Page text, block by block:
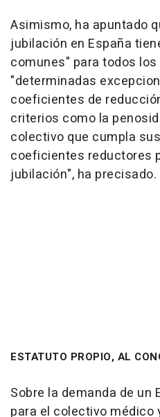
Asimismo, ha apuntado
jubilación en España
comunes" para todos
"determinadas
coeficientes de
criterios como la
colectivo que cumpla
coeficientes reductores
jubilación", ha precisado.
ESTATUTO PROPIO, AL
Sobre la demanda de
para el colectivo